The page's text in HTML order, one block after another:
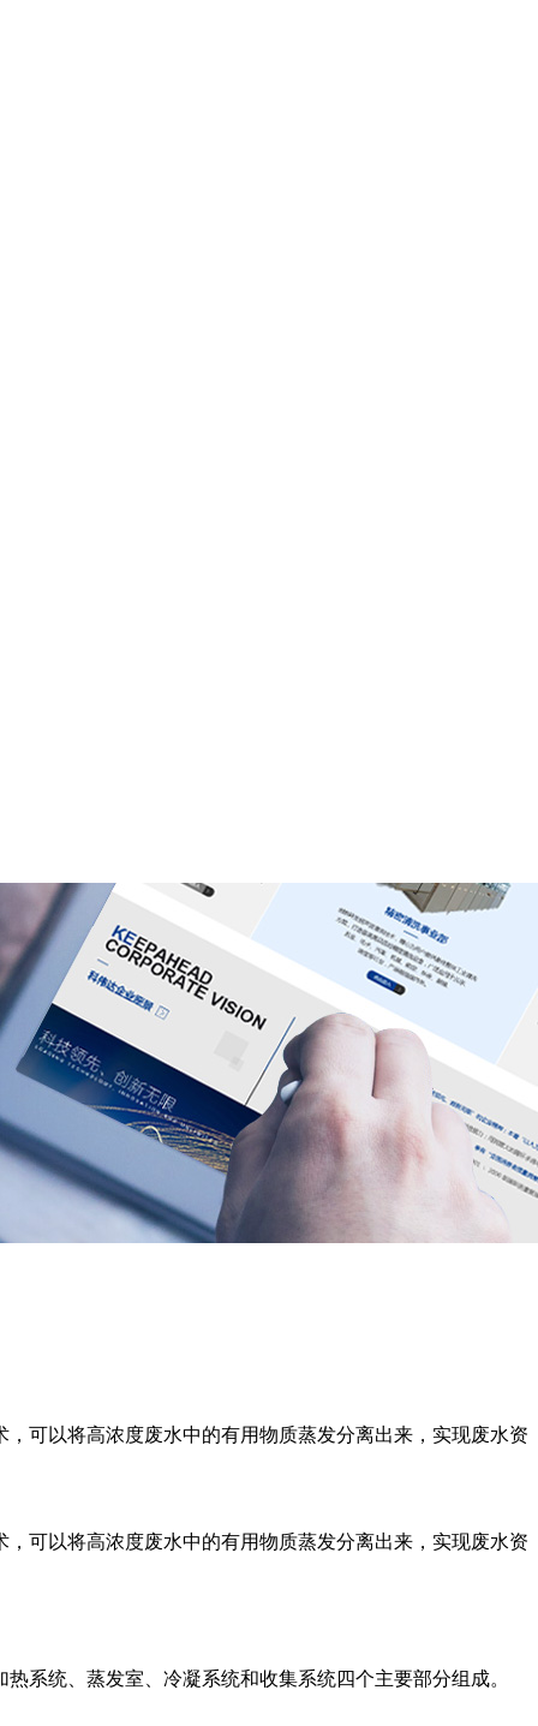
可以将高浓度废水中的有用物质蒸发分离出来，实现废水资
可以将高浓度废水中的有用物质蒸发分离出来，实现废水资
系统、蒸发室、冷凝系统和收集系统四个主要部分组成。